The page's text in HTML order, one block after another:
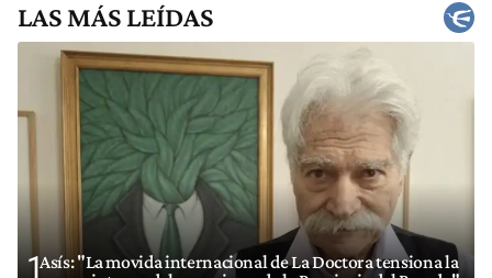
LAS MÁS LEÍDAS
1Asís: "La movida internacional de La Doctora tensiona la